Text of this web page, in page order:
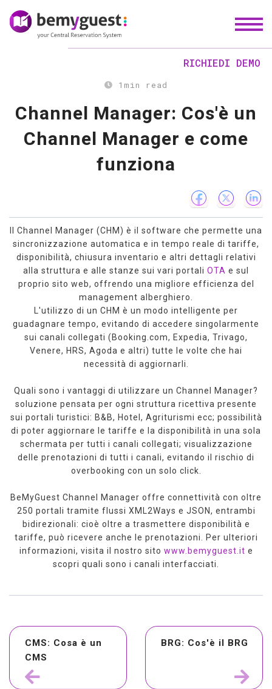
RICHIEDI DEMO
1 min read
Channel Manager: Cos'è un
Channel Manager e come
funziona
Il Channel Manager (CHM) è il software che permette una
sincronizzazione automatica e in tempo reale di tariffe,
disponibilità, chiusura inventario e altri dettagli relativi
alla struttura e alle stanze sui vari portali OTA e sul
proprio sito web, offrendo una migliore efficienza del
management alberghiero.
L'utilizzo di un CHM è un modo intelligente per
guadagnare tempo, evitando di accedere singolarmente
sui canali collegati (Booking.com, Expedia, Trivago,
Venere, HRS, Agoda e altri) tutte le volte che hai
necessità di aggiornarli.
Quali sono i vantaggi di utilizzare un Channel Manager?
soluzione pensata per ogni struttura ricettiva presente
sui portali turistici: B&B, Hotel, Agriturismi ecc; possibilità
di poter aggiornare le tariffe e la disponibilità in una sola
schermata per tutti i canali collegati; visualizzazione
delle prenotazioni di tutti i canali, evitando il rischio di
overbooking con un solo click.
BeMyGuest Channel Manager offre connettività con oltre
250 portali tramite flussi XML2Ways e JSON, entrambi
bidirezionali: cioè oltre a trasmettere disponibilità e
tariffe, può ricevere anche le prenotazioni. Per ulteriori
informazioni, visita il nostro sito www.bemyguest.it e
scopri quali sono i canali interfacciati.
CMS: Cosa è un
CMS
BRG: Cos'è il BRG